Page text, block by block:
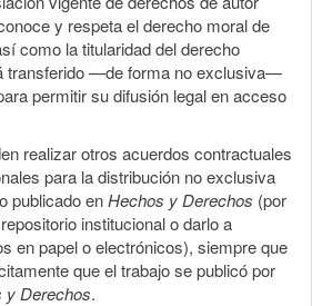
y respeta el derecho moral de
como la titularidad del derecho
transferido —de forma no exclusiva—
permitir su difusión legal en acceso
realizar otros acuerdos contractuales
para la distribución no exclusiva
publicado enHechos y Derechos (por
institucional o darlo a
en papel o electrónicos), siempre que
que el trabajo se publicó por
y Derechos.